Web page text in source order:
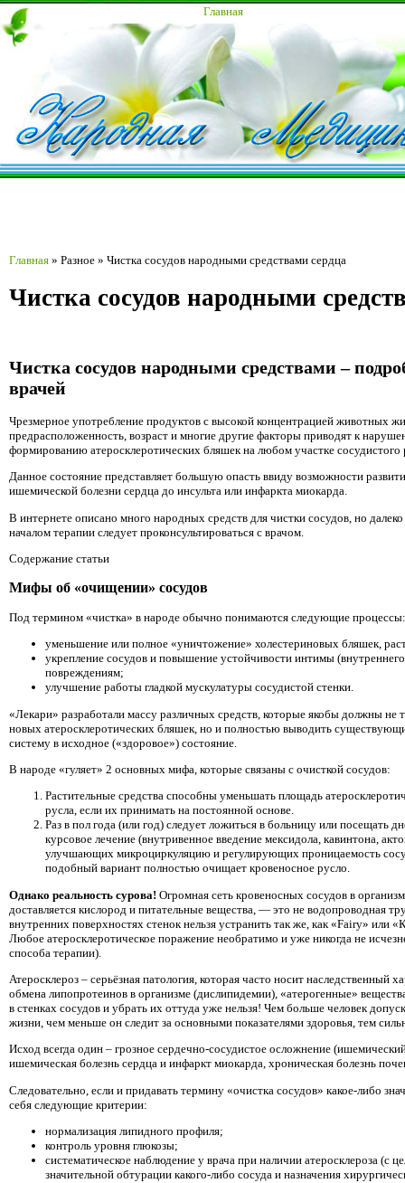
Главная
Главная » Разное » Чистка сосудов народными средствами сердца
Чистка сосудов народными
Чистка сосудов народными средствами –
врачей
Чрезмерное употребление продуктов с высокой концентрацией животных
предрасположенность, возраст и многие другие факторы приводят к
формированию атеросклеротических бляшек на любом участке сосудистого
Данное состояние представляет большую опасть ввиду возможности
ишемической болезни сердца до инсульта или инфаркта миокарда.
В интернете описано много народных средств для чистки сосудов, но
началом терапии следует проконсультироваться с врачом.
Содержание статьи
Мифы об «очищении» сосудов
Под термином «чистка» в народе обычно понимаются следующие процессы:
уменьшение или полное «уничтожение» холестериновых бляшек,
укрепление сосудов и повышение устойчивости интимы
повреждениям;
улучшение работы гладкой мускулатуры сосудистой стенки.
«Лекари» разработали массу различных средств, которые якобы должны не
новых атеросклеротических бляшек, но и полностью выводить
систему в исходное («здоровое») состояние.
В народе «гуляет» 2 основных мифа, которые связаны с очисткой сосудов:
Растительные средства способны уменьшать площадь
русла, если их принимать на постоянной основе.
Раз в пол года (или год) следует ложиться в больницу или посещать
курсовое лечение (внутривенное введение мексидола, кавинтона,
улучшающих микроциркуляцию и регулирующих проницаемость
подобный вариант полностью очищает кровеносное русло.
Однако реальность сурова! Огромная сеть кровеносных сосудов в
доставляется кислород и питательные вещества, — это не водопроводная
внутренних поверхностях стенок нельзя устранить так же, как «Fairy» или
Любое атеросклеротическое поражение необратимо и уже никогда не
способа терапии).
Атеросклероз – серьёзная патология, которая часто носит наследственный
обмена липопротеинов в организме (дислипидемии), «атерогенные»
в стенках сосудов и убрать их оттуда уже нельзя! Чем больше человек
жизни, чем меньше он следит за основными показателями здоровья, тем
Исход всегда один – грозное сердечно-сосудистое осложнение
ишемическая болезнь сердца и инфаркт миокарда, хроническая болезнь
Следовательно, если и придавать термину «очистка сосудов» какое-либо
себя следующие критерии:
нормализация липидного профиля;
контроль уровня глюкозы;
систематическое наблюдение у врача при наличии атеросклероза (с
значительной обтурации какого-либо сосуда и назначения